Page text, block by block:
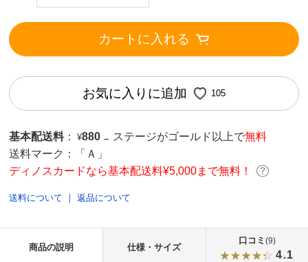
カートに入れる
お気に入りに追加 105
基本配送料 ： ¥880 → ステージがゴールド以上で無料
送料マーク：
「Ａ」
ディノスカードなら基本配送料¥5,000まで無料！
送料について ｜返品について
商品の説明 仕様・サイズ
口コミ (9)
4.1